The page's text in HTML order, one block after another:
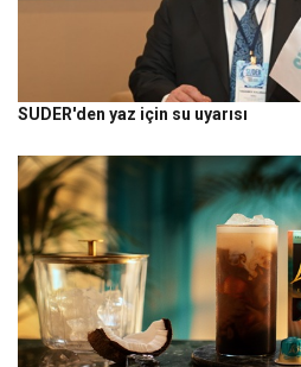
SUDER'den yaz için su uyarısı